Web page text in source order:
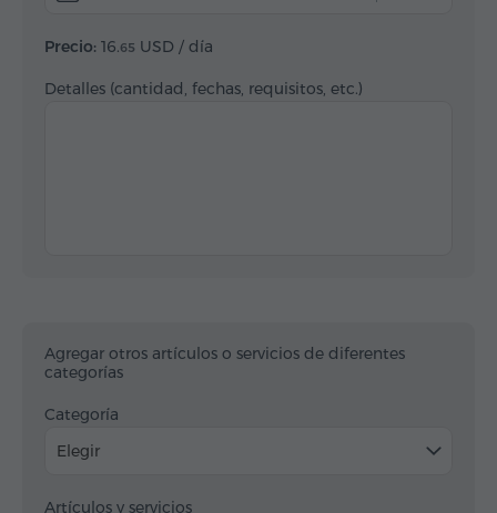
Precio: 16.65 USD / día
Detalles (cantidad, fechas, requisitos, etc.)
Agregar otros artículos o servicios de diferentes
categorías
Categoría
Elegir
Artículos y servicios